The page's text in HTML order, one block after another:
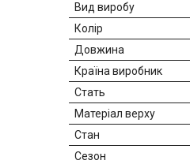
Вид виробу
Колір
Довжина
Країна виробник
Стать
Матеріал верху
Стан
Сезон